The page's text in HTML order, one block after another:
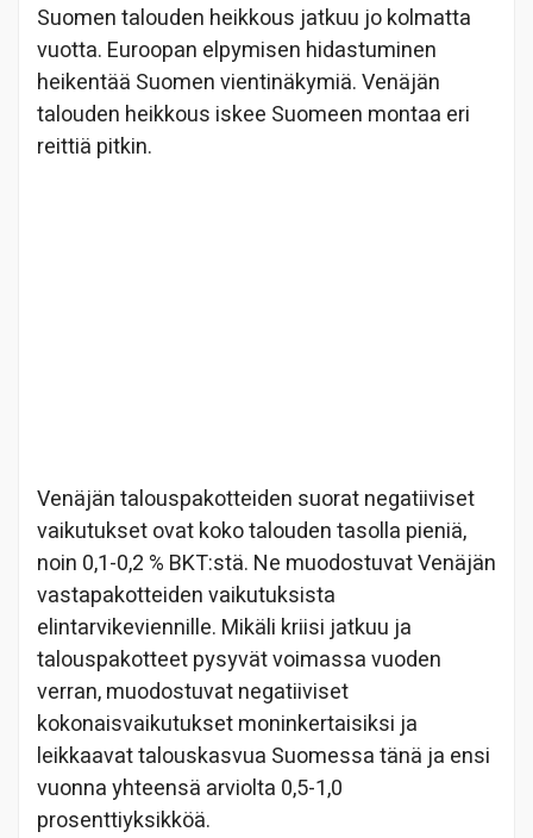
Suomen talouden heikkous jatkuu jo kolmatta
vuotta. Euroopan elpymisen hidastuminen
heikentää Suomen vientinäkymiä. Venäjän
talouden heikkous iskee Suomeen montaa eri
reittiä pitkin.
Venäjän talouspakotteiden suorat negatiiviset
vaikutukset ovat koko talouden tasolla pieniä,
noin 0,1-0,2 % BKT:stä. Ne muodostuvat Venäjän
vastapakotteiden vaikutuksista
elintarvikeviennille. Mikäli kriisi jatkuu ja
talouspakotteet pysyvät voimassa vuoden
verran, muodostuvat negatiiviset
kokonaisvaikutukset moninkertaisiksi ja
leikkaavat talouskasvua Suomessa tänä ja ensi
vuonna yhteensä arviolta 0,5-1,0
prosenttiyksikköä.